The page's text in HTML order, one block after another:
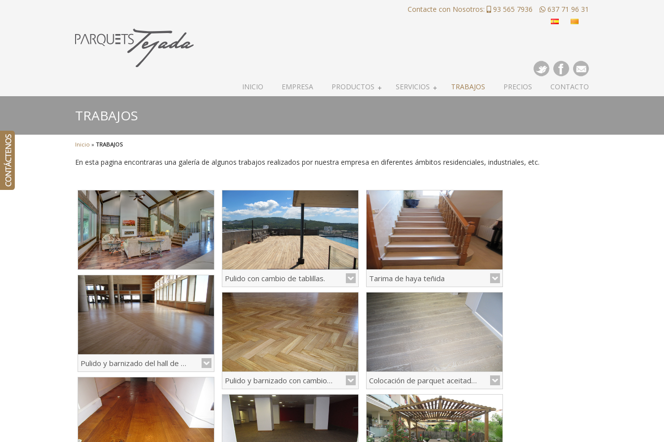
Contacte con Nosotros: 93 565 7936 637 71 96 31
INICIO EMPRESA PRODUCTOS SERVICIOS TRABAJOS PRECIOS CONTACTO
TRABAJOS
Inicio » TRABAJOS
En esta pagina encontraras una galería de algunos trabajos realizados por nuestra empresa en diferentes ámbitos residenciales, industriales, etc.
Pulido con cambio de tablillas.
En esta intervención tuvimos que
reparar una terraza de ipe en el Hotel
Tarima de haya teñida
En este caso se optó por teñir de
blanco las escaleras y el suelo de tarima
Pulido y barnizado del hall de L'Auditori
Pulido y barnizado con cambio de tablillas Colocación de parquet aceitado y puertas lacadas